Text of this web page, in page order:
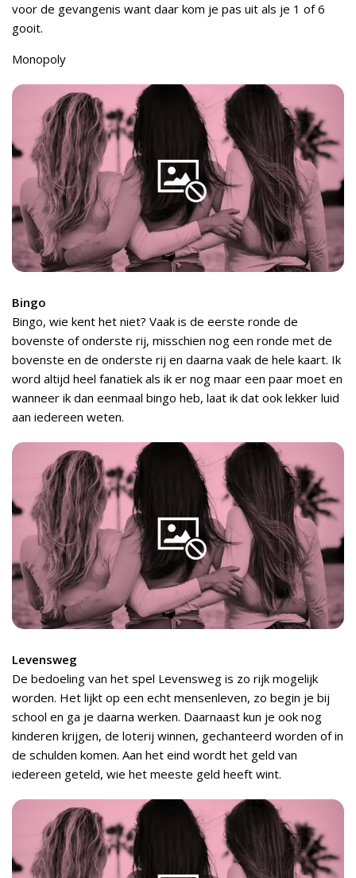
voor de gevangenis want daar kom je pas uit als je 1 of 6
gooit.
Monopoly
Bingo
Bingo, wie kent het niet? Vaak is de eerste ronde de
bovenste of onderste rij, misschien nog een ronde met de
bovenste en de onderste rij en daarna vaak de hele kaart. Ik
word altijd heel fanatiek als ik er nog maar een paar moet en
wanneer ik dan eenmaal bingo heb, laat ik dat ook lekker luid
aan iedereen weten.
Levensweg
De bedoeling van het spel Levensweg is zo rijk mogelijk
worden. Het lijkt op een echt mensenleven, zo begin je bij
school en ga je daarna werken. Daarnaast kun je ook nog
kinderen krijgen, de loterij winnen, gechanteerd worden of in
de schulden komen. Aan het eind wordt het geld van
iedereen geteld, wie het meeste geld heeft wint.